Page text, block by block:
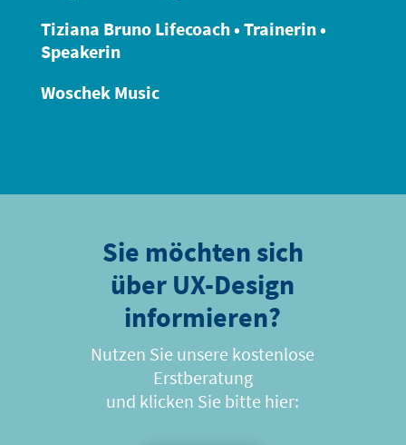
Tiziana Bruno Lifecoach • Trainerin •
Speakerin
Woschek Music
Sie möchten sich
über UX-Design
informieren?
Nutzen Sie unsere kostenlose
Erstberatung
und klicken Sie bitte hier: